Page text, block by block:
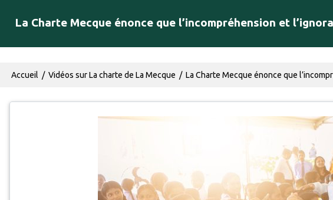
La Charte Mecque énonce que l’incompréhension et
Fil d'Ariane
Accueil Vidéos sur La charte de La Mecque La Charte Mecque énonce que